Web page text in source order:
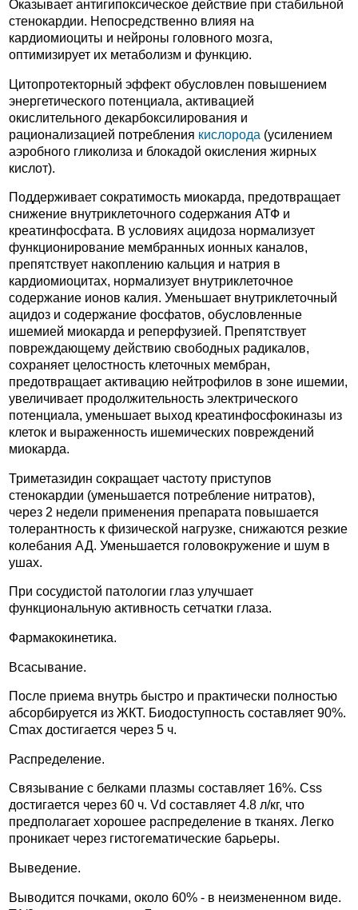
Оказывает антигипоксическое действие при стабильной
стенокардии. Непосредственно влияя на
кардиомиоциты и нейроны головного мозга,
оптимизирует их метаболизм и функцию.
Цитопротекторный эффект обусловлен повышением
энергетического потенциала, активацией
окислительного декарбоксилирования и
рационализацией потребления кислорода (усилением
аэробного гликолиза и блокадой окисления жирных
кислот).
Поддерживает сократимость миокарда, предотвращает
снижение внутриклеточного содержания АТФ и
креатинфосфата. В условиях ацидоза нормализует
функционирование мембранных ионных каналов,
препятствует накоплению кальция и натрия в
кардиомиоцитах, нормализует внутриклеточное
содержание ионов калия. Уменьшает внутриклеточный
ацидоз и содержание фосфатов, обусловленные
ишемией миокарда и реперфузией. Препятствует
повреждающему действию свободных радикалов,
сохраняет целостность клеточных мембран,
предотвращает активацию нейтрофилов в зоне ишемии,
увеличивает продолжительность электрического
потенциала, уменьшает выход креатинфосфокиназы из
клеток и выраженность ишемических повреждений
миокарда.
Триметазидин сокращает частоту приступов
стенокардии (уменьшается потребление нитратов),
через 2 недели применения препарата повышается
толерантность к физической нагрузке, снижаются резкие
колебания АД. Уменьшается головокружение и шум в
ушах.
При сосудистой патологии глаз улучшает
функциональную активность сетчатки глаза.
Фармакокинетика.
Всасывание.
После приема внутрь быстро и практически полностью
абсорбируется из ЖКТ. Биодоступность составляет 90%.
Cmax достигается через 5 ч.
Распределение.
Связывание с белками плазмы составляет 16%. Css
достигается через 60 ч. Vd составляет 4.8 л/кг, что
предполагает хорошее распределение в тканях. Легко
проникает через гистогематические барьеры.
Выведение.
Выводится почками, около 60% - в неизмененном виде.